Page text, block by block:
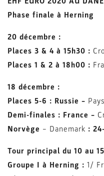
Phase finale à Herning
20 décembre :
Places 3 & 4 à 15h30 :
Places 1 & 2 à 18h00 :
18 décembre :
Places 5-6 : Russie –
Demi-finales : France –
Norvège – Danemark :
Tour principal du 10 au
Groupe I à Herning : 1/